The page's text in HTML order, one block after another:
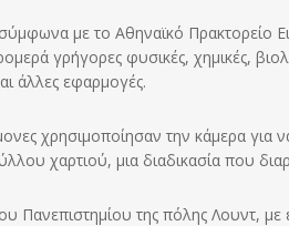
με το Αθηναϊκό Πρακτορείο
γρήγορες φυσικές, χημικές,
άλλες εφαρμογές.
χρησιμοποίησαν την κάμερα
χαρτιού, μια διαδικασία που
Πανεπιστημίου της πόλης Λουντ,